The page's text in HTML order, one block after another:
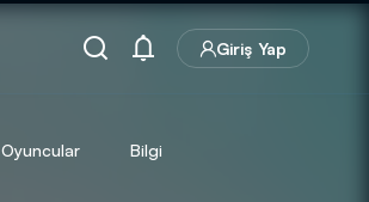
Giriş Yap
Oyuncular Bilgi